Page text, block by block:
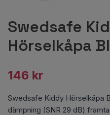
Swedsafe
Hörselkåpa
146 kr
Swedsafe Kiddy Hörselkåpa
dämpning (SNR 29 dB)